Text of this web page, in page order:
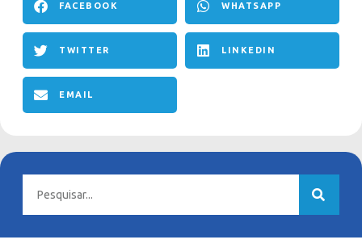
FACEBOOK WHATSAPP
TWITTER LINKEDIN
EMAIL